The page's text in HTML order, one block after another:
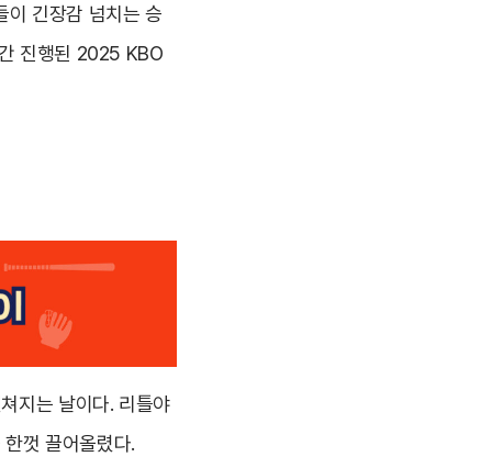
이 긴장감 넘치는 승
진행된 2025 KBO
지는 날이다. 리틀야
껏 끌어올렸다.